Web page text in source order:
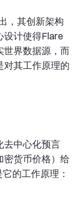
，其创新架构
设计使得Flare
世界数据源，而
对其工作原理的
去中心化预言
密货币价格）给
的工作原理：